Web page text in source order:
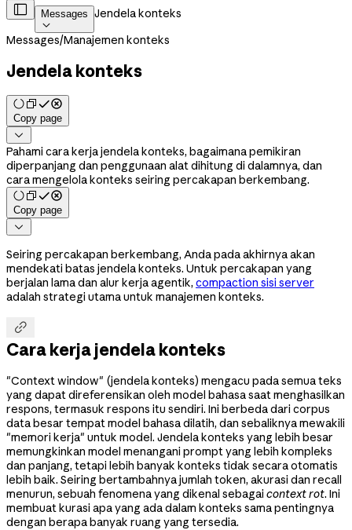
 Messages

Jendela konteks
Messages/Manajemen konteks
Jendela konteks
Copy page

Pahami cara kerja jendela konteks, bagaimana pemikiran
diperpanjang dan penggunaan alat dihitung di dalamnya, dan
cara mengelola konteks seiring percakapan berkembang.
Copy page

Seiring percakapan berkembang, Anda pada akhirnya akan
mendekati batas jendela konteks. Untuk percakapan yang
berjalan lama dan alur kerja agentik, compaction sisi server
adalah strategi utama untuk manajemen konteks.

Cara kerja jendela konteks
"Context window" (jendela konteks) mengacu pada semua teks
yang dapat direferensikan oleh model bahasa saat menghasilkan
respons, termasuk respons itu sendiri. Ini berbeda dari corpus
data besar tempat model bahasa dilatih, dan sebaliknya mewakili
"memori kerja" untuk model. Jendela konteks yang lebih besar
memungkinkan model menangani prompt yang lebih kompleks
dan panjang, tetapi lebih banyak konteks tidak secara otomatis
lebih baik. Seiring bertambahnya jumlah token, akurasi dan recall
menurun, sebuah fenomena yang dikenal sebagai context rot. Ini
membuat kurasi apa yang ada dalam konteks sama pentingnya
dengan berapa banyak ruang yang tersedia.